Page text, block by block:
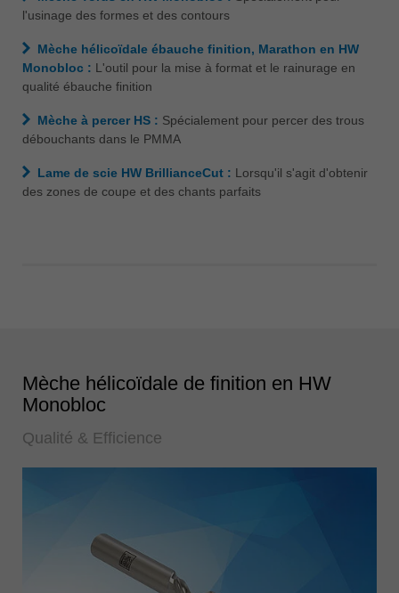
l'usinage des formes et des contours
Mèche hélicoïdale ébauche finition, Marathon en HW
Monobloc : L'outil pour la mise à format et le rainurage en
qualité ébauche finition
Mèche à percer HS : Spécialement pour percer des trous
débouchants dans le PMMA
Lame de scie HW BrillianceCut : Lorsqu'il s'agit d'obtenir
des zones de coupe et des chants parfaits
Mèche hélicoïdale de finition en HW
Monobloc
Qualité & Efficience